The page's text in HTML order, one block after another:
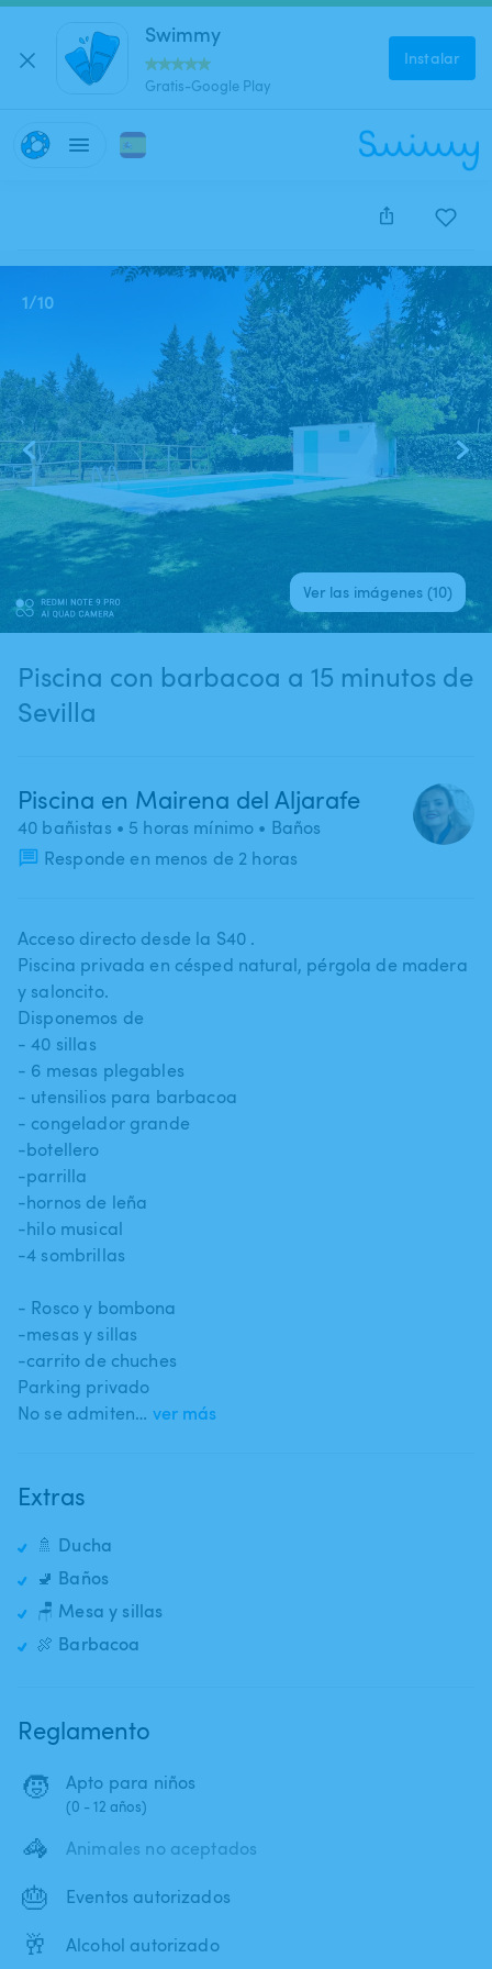
Swimmy
Gratis-Google Play
Instalar
Este anuncio está cerrado y no se puede reservar.
1/10
Ver las imágenes (10)
Piscina con barbacoa a 15 minutos de
Sevilla
Piscina en Mairena del Aljarafe
40 bañistas • 5 horas mínimo • Baños
Responde en menos de 2 horas
Acceso directo desde la S40 .
Piscina privada en césped natural​,​ pérgola de madera
y saloncito.
Disponemos de
- 40 sillas
- 6 mesas plegables
- utensilios para barbacoa
- congelador grande
-botellero
-parrilla
-hornos de leña
-hilo musical
-4 sombrillas
- Rosco y bombona
-mesas y sillas
-carrito de chuches
Parking privado
No se admiten… ver más
Extras
🚿 Ducha
🚽 Baños
🪑 Mesa y sillas
🍖 Barbacoa
Reglamento
🧒 Apto para niños
(0 - 12 años)
🦓 Animales no aceptados
🎂 Eventos autorizados
🥂 Alcohol autorizado